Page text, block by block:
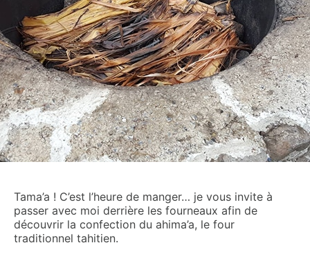
Tama’a ! C’est l’heure de manger… je vous invite à
passer avec moi derrière les fourneaux afin de
découvrir la confection du ahima’a, le four
traditionnel tahitien.